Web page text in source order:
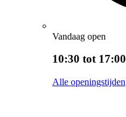
Vandaag open
10:30 tot 17:00
Alle openingstijden